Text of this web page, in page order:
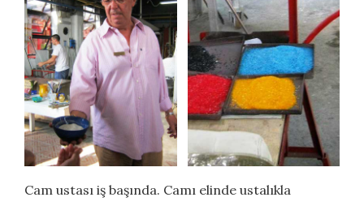
Cam ustası iş başında. Camı elinde ustalıkla